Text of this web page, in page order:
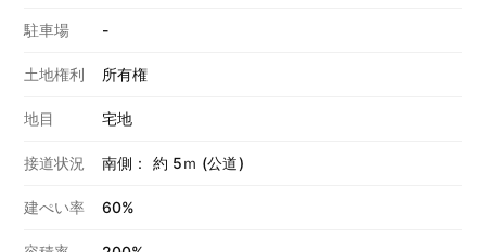
駐車場 -
土地権利 所有権
地目 宅地
接道状況 南側： 約 5ｍ (公道)
建ぺい率 60%